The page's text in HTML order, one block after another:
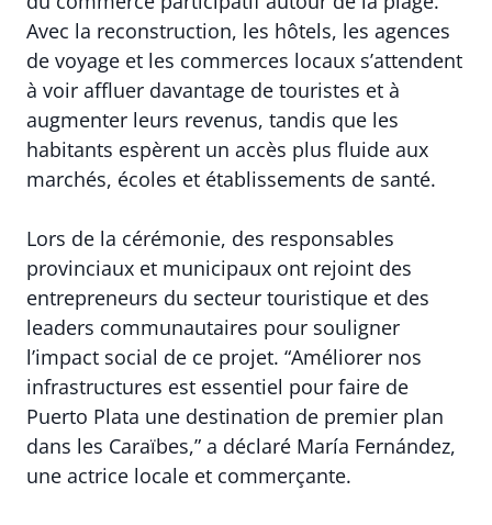
Avec la reconstruction, les hôtels, les agences
de voyage et les commerces locaux s’attendent
à voir affluer davantage de touristes et à
augmenter leurs revenus, tandis que les
habitants espèrent un accès plus fluide aux
marchés, écoles et établissements de santé.
Lors de la cérémonie, des responsables
provinciaux et municipaux ont rejoint des
entrepreneurs du secteur touristique et des
leaders communautaires pour souligner
l’impact social de ce projet. “Améliorer nos
infrastructures est essentiel pour faire de
Puerto Plata une destination de premier plan
dans les Caraïbes,” a déclaré María Fernández,
une actrice locale et commerçante.